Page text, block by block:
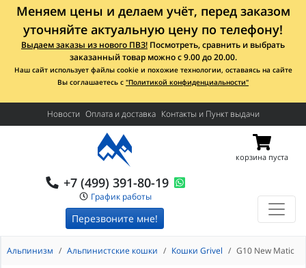
Меняем цены и делаем учёт, перед заказом
уточняйте актуальную цену по телефону!
Выдаем заказы из нового ПВЗ! Посмотреть, сравнить и выбрать
заказанный товар можно с 9.00 до 20.00.
Наш сайт использует файлы cookie и похожие технологии, оставаясь на сайте
Вы соглашаетесь с "Политикой конфиденциальности"
Новости Оплата и доставка Контакты и Пункт выдачи
+7 (499) 391-80-19
График работы
Перезвоните мне!
корзина пуста
Альпинизм Альпинистские кошки Кошки Grivel G10 New Matic